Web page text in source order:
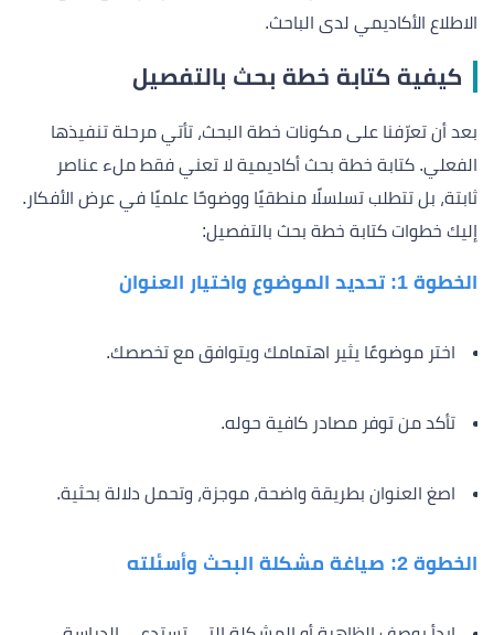
الاطلاع الأكاديمي لدى الباحث.
كيفية كتابة خطة بحث بالتفصيل
بعد أن تعرّفنا على مكونات خطة البحث، تأتي مرحلة تنفيذها
الفعلي. كتابة خطة بحث أكاديمية لا تعني فقط ملء عناصر
ثابتة، بل تتطلب تسلسلًا منطقيًا ووضوحًا علميًا في عرض الأفكار.
إليك خطوات كتابة خطة بحث بالتفصيل:
الخطوة 1: تحديد الموضوع واختيار العنوان
اختر موضوعًا يثير اهتمامك ويتوافق مع تخصصك.
تأكد من توفر مصادر كافية حوله.
اصغ العنوان بطريقة واضحة، موجزة، وتحمل دلالة بحثية.
الخطوة 2: صياغة مشكلة البحث وأسئلته